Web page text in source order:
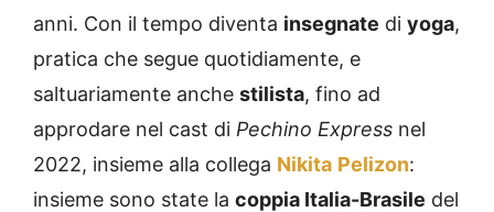
anni. Con il tempo diventa insegnate di yoga,
pratica che segue quotidiamente, e
saltuariamente anche stilista, fino ad
approdare nel cast di Pechino Express nel
2022, insieme alla collega Nikita Pelizon:
insieme sono state la coppia Italia-Brasile del